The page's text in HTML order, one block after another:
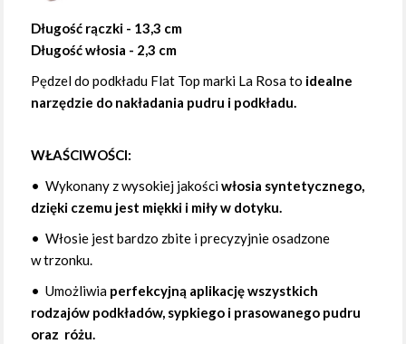
Długość rączki - 13,3 cm
Długość włosia - 2,3 cm
Pędzel do podkładu Flat Top marki La Rosa to idealne
narzędzie do nakładania pudru i podkładu.
WŁAŚCIWOŚCI:
• Wykonany z wysokiej jakościwłosia syntetycznego,
dzięki czemu jest miękki i miły w dotyku.
• Włosie jest bardzo zbite i precyzyjnie osadzone
w trzonku.
• Umożliwia perfekcyjną aplikację wszystkich
rodzajów podkładów, sypkiego i prasowanego pudru
oraz różu.